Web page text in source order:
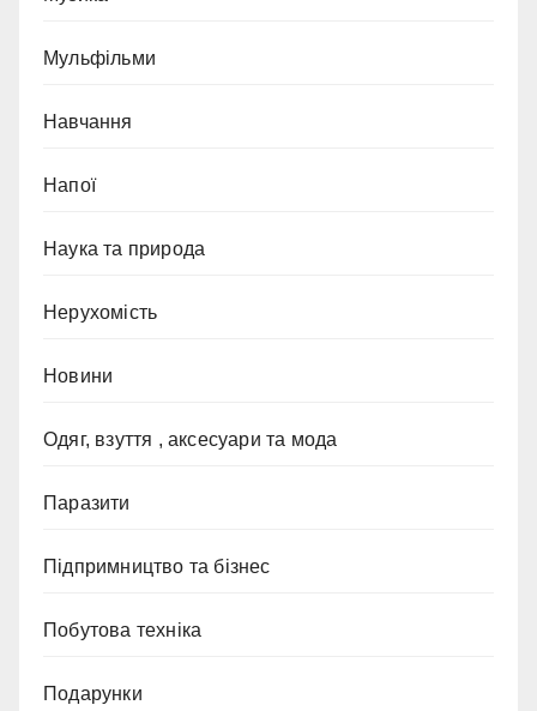
Мульфільми
Навчання
Напої
Наука та природа
Нерухомість
Новини
Одяг, взуття , аксесуари та мода
Паразити
Підпримництво та бізнес
Побутова техніка
Подарунки